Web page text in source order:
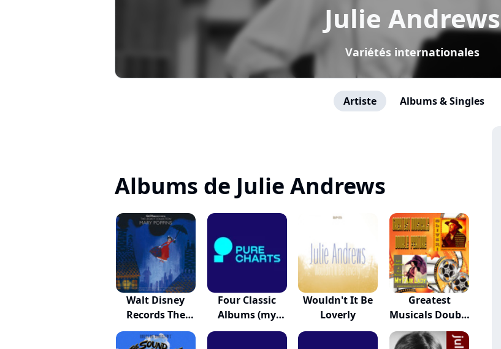
Julie Andrews
Variétés internationales
Artiste Albums & Singles
Albums de Julie Andrews
Walt Disney
Records The
Legac...
Four Classic
Albums (my
Fair...
Wouldn't It Be
Loverly
Greatest
Musicals Double
Feat...